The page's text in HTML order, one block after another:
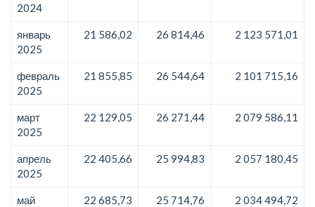
2024
январь
2025
21 586,02 26 814,46 2 123 571,01
февраль
2025
21 855,85 26 544,64 2 101 715,16
март
2025
22 129,05 26 271,44 2 079 586,11
апрель
2025
22 405,66 25 994,83 2 057 180,45
май
22 685,73 25 714,76 2 034 494,72